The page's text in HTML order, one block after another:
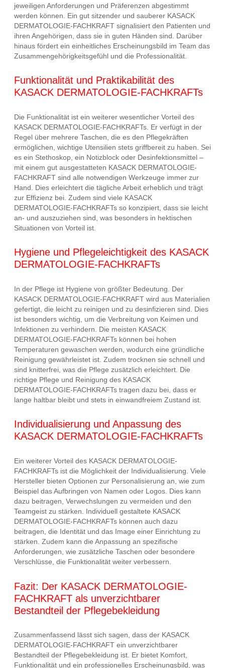
jeweiligen Anforderungen und Präferenzen abgestimmt
werden können. Ein gut sitzender und sauberer KASACK
DERMATOLOGIE-FACHKRAFT signalisiert den Patienten und
ihren Angehörigen, dass sie in guten Händen sind. Darüber
hinaus fördert ein einheitliches Erscheinungsbild im Team das
Zusammengehörigkeitsgefühl und die Professionalität.
Funktionalität und Praktikabilität des
KASACK DERMATOLOGIE-FACHKRAFTs
Die Funktionalität ist ein weiterer wesentlicher Vorteil des
KASACK DERMATOLOGIE-FACHKRAFTs. Er verfügt in der
Regel über mehrere Taschen, die es den Pflegekräften
ermöglichen, wichtige Utensilien stets griffbereit zu haben. Sei
es ein Stethoskop, ein Notizblock oder Desinfektionsmittel –
mit einem gut ausgestatteten KASACK DERMATOLOGIE-
FACHKRAFT sind alle notwendigen Werkzeuge immer zur
Hand. Dies erleichtert die tägliche Arbeit erheblich und trägt
zur Effizienz bei. Zudem sind viele KASACK
DERMATOLOGIE-FACHKRAFTs so konzipiert, dass sie leicht
an- und auszuziehen sind, was besonders in hektischen
Situationen von Vorteil ist.
Hygiene und Pflegeleichtigkeit des KASACK
DERMATOLOGIE-FACHKRAFTs
In der Pflege ist Hygiene von größter Bedeutung. Der
KASACK DERMATOLOGIE-FACHKRAFT wird aus Materialien
gefertigt, die leicht zu reinigen und zu desinfizieren sind. Dies
ist besonders wichtig, um die Verbreitung von Keimen und
Infektionen zu verhindern. Die meisten KASACK
DERMATOLOGIE-FACHKRAFTs können bei hohen
Temperaturen gewaschen werden, wodurch eine gründliche
Reinigung gewährleistet ist. Zudem trocknen sie schnell und
sind knitterfrei, was die Pflege zusätzlich erleichtert. Die
richtige Pflege und Reinigung des KASACK
DERMATOLOGIE-FACHKRAFTs tragen dazu bei, dass er
lange haltbar bleibt und stets in einwandfreiem Zustand ist.
Individualisierung und Anpassung des
KASACK DERMATOLOGIE-FACHKRAFTs
Ein weiterer Vorteil des KASACK DERMATOLOGIE-
FACHKRAFTs ist die Möglichkeit der Individualisierung. Viele
Hersteller bieten Optionen zur Personalisierung an, wie zum
Beispiel das Aufbringen von Namen oder Logos. Dies kann
dazu beitragen, Verwechslungen zu vermeiden und den
Teamgeist zu stärken. Individuell gestaltete KASACK
DERMATOLOGIE-FACHKRAFTs können auch dazu
beitragen, die Identität und das Image einer Einrichtung zu
stärken. Zudem kann die Anpassung an spezifische
Anforderungen, wie zusätzliche Taschen oder besondere
Verschlüsse, die Funktionalität weiter verbessern.
Fazit: Der KASACK DERMATOLOGIE-
FACHKRAFT als unverzichtbarer
Bestandteil der Pflegebekleidung
Zusammenfassend lässt sich sagen, dass der KASACK
DERMATOLOGIE-FACHKRAFT ein unverzichtbarer
Bestandteil der Pflegebekleidung ist. Er bietet Komfort,
Funktionalität und ein professionelles Erscheinungsbild, was